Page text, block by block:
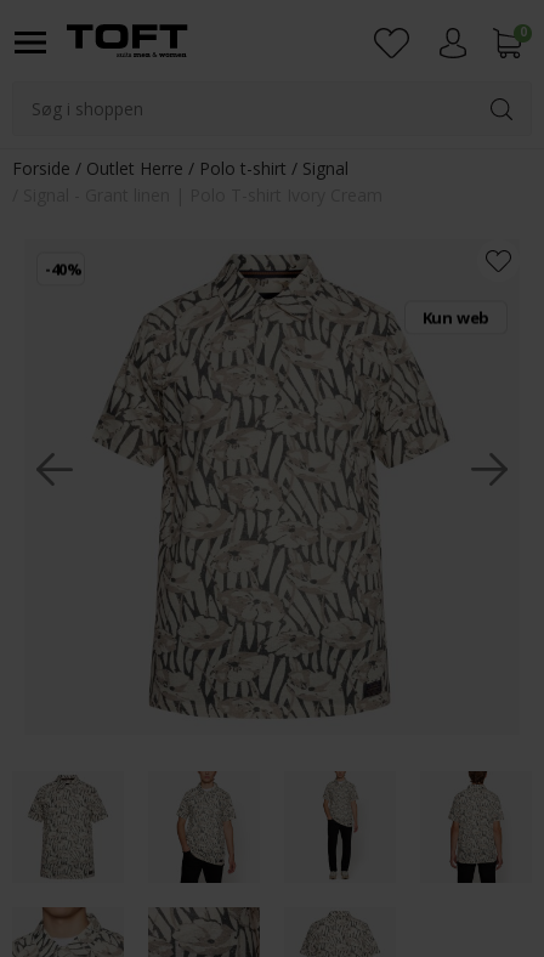
0
Forside Outlet Herre Polo t-shirt
Signal
-40%
Kun web